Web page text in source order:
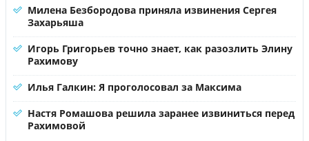
Милена Безбородова приняла извинения Сергея
Захарьяша
Игорь Григорьев точно знает, как разозлить Элину
Рахимову
Илья Галкин: Я проголосовал за Максима
Настя Ромашова решила заранее извиниться перед
Рахимовой